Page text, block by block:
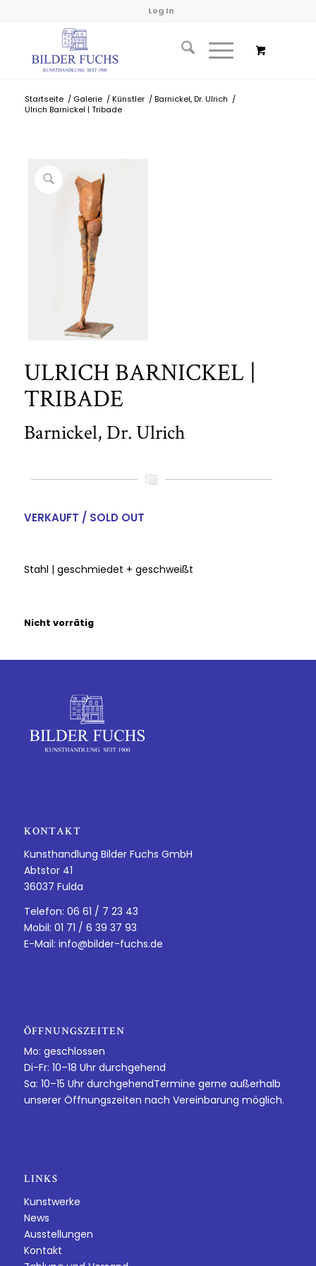
Log In
Startseite / Galerie / Künstler / Barnickel, Dr. Ulrich /
Ulrich Barnickel | Tribade
ULRICH BARNICKEL |
TRIBADE
Barnickel, Dr. Ulrich
VERKAUFT / SOLD OUT
Stahl | geschmiedet + geschweißt
Nicht vorrätig
KONTAKT
Kunsthandlung Bilder Fuchs GmbH
Abtstor 41
36037 Fulda
Telefon: 06 61 / 7 23 43
Mobil: 01 71 / 6 39 37 93
E-Mail: info@bilder-fuchs.de
ÖFFNUNGSZEITEN
Mo: geschlossen
Di-Fr: 10–18 Uhr durchgehend
Sa: 10–15 Uhr durchgehendTermine gerne außerhalb
unserer Öffnungszeiten nach Vereinbarung möglich.
LINKS
Kunstwerke
News
Ausstellungen
Kontakt